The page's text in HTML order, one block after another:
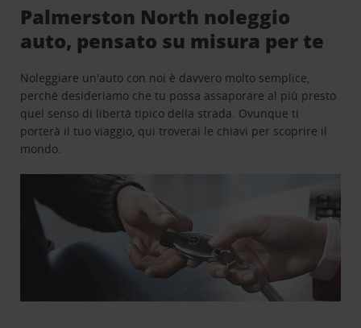
Palmerston North noleggio
auto, pensato su misura per te
Noleggiare un'auto con noi è davvero molto semplice,
perché desideriamo che tu possa assaporare al più presto
quel senso di libertà tipico della strada. Ovunque ti
porterà il tuo viaggio, qui troverai le chiavi per scoprire il
mondo.